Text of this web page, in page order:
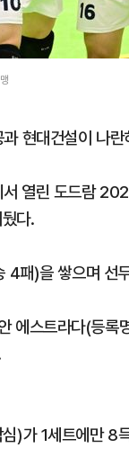
현대건설이 나
서 열린 도드람
다.
패)을 쌓으며 선
에스트라다(등
)가 1세트에만 8